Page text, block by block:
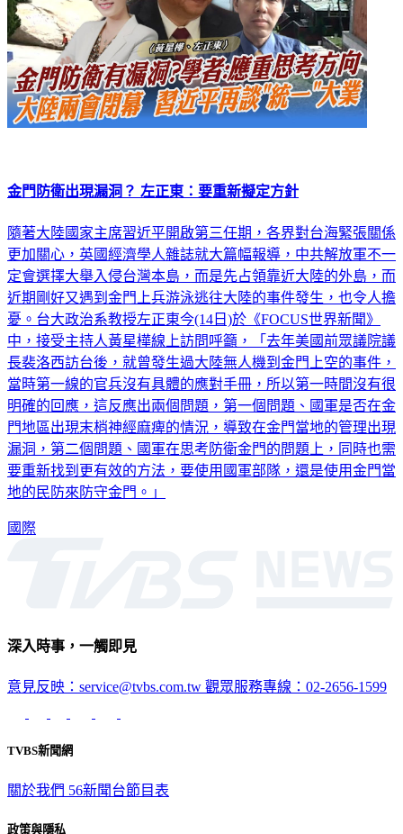
金門防衛出現漏洞？ 左正東：要重新擬定方針
隨著大陸國家主席習近平開啟第三任期，各界對台海緊張關係
更加關心，英國經濟學人雜誌就大篇幅報導，中共解放軍不一
定會選擇大舉入侵台灣本島，而是先占領靠近大陸的外島，而
近期剛好又遇到金門上兵游泳逃往大陸的事件發生，也令人擔
憂。台大政治系教授左正東今(14日)於《FOCUS世界新聞》
中，接受主持人黃星樺線上訪問呼籲，「去年美國前眾議院議
長裴洛西訪台後，就曾發生過大陸無人機到金門上空的事件，
當時第一線的官兵沒有具體的應對手冊，所以第一時間沒有很
明確的回應，這反應出兩個問題，第一個問題、國軍是否在金
門地區出現末梢神經麻痺的情況，導致在金門當地的管理出現
漏洞，第二個問題、國軍在思考防衛金門的問題上，同時也需
要重新找到更有效的方法，要使用國軍部隊，還是使用金門當
地的民防來防守金門。」
國際
深入時事，一觸即見
意見反映：service@tvbs.com.tw 觀眾服務專線：02-2656-1599
TVBS新聞網
關於我們 56新聞台節目表
政策與隱私